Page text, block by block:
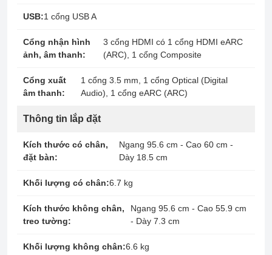
USB:1 cổng USB A
Cổng nhận hình
ảnh, âm thanh:
3 cổng HDMI có 1 cổng HDMI eARC
(ARC), 1 cổng Composite
Cổng xuất
âm thanh:
1 cổng 3.5 mm, 1 cổng Optical (Digital
Audio), 1 cổng eARC (ARC)
Thông tin lắp đặt
Kích thước có chân,
đặt bàn:
Ngang 95.6 cm - Cao 60 cm -
Dày 18.5 cm
Khối lượng có chân:6.7 kg
Kích thước không chân,
treo tường:
Ngang 95.6 cm - Cao 55.9 cm
- Dày 7.3 cm
Khối lượng không chân:6.6 kg